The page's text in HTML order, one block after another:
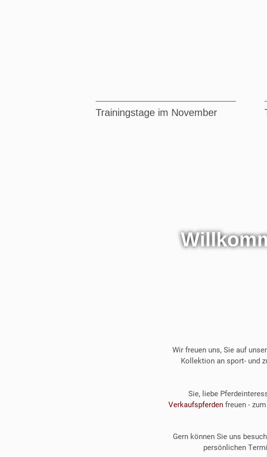
Trainingstage im November
Wir freuen uns, Sie auf
Kollektion an sport- und
Sie, liebe
Verkaufspferdenfreuen -
Gern können Sie uns
persönlichen